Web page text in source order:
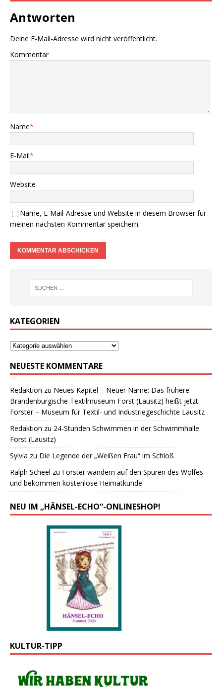
Antworten
Deine E-Mail-Adresse wird nicht veröffentlicht.
Kommentar
Name*
E-Mail*
Website
Name, E-Mail-Adresse und Website in diesem Browser für
meinen nächsten Kommentar speichern.
KATEGORIEN
NEUESTE KOMMENTARE
Redaktion zu Neues Kapitel – Neuer Name: Das frühere
Brandenburgische Textilmuseum Forst (Lausitz) heißt jetzt:
Forster – Museum für Textil- und Industriegeschichte Lausitz
Redaktion zu 24-Stunden Schwimmen in der Schwimmhalle
Forst (Lausitz)
Sylvia zu Die Legende der „Weißen Frau“ im Schloß
Ralph Scheel zu Forster wandern auf den Spuren des Wolfes
und bekommen kostenlose Heimatkunde
NEU IM „HÄNSEL-ECHO“-ONLINESHOP!
KULTUR-TIPP